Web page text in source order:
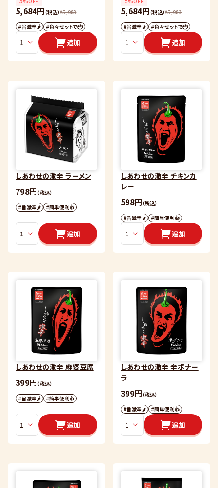
5,684円（税込）¥5,983
#旨激辛🌶
#色々セットで📦
追加
5,684円（税込）¥5,983
#旨激辛🌶
#色々セットで📦
追加
しあわせの激辛 ラーメン
798円（税込）
#旨激辛🌶
#簡単便利👍
追加
しあわせの激辛 チキンカ
レー
598円（税込）
#旨激辛🌶
#簡単便利👍
追加
しあわせの激辛 麻婆豆腐
399円（税込）
#旨激辛🌶
#簡単便利👍
追加
しあわせの激辛 辛ボナー
ラ
399円（税込）
#旨激辛🌶
#簡単便利👍
追加